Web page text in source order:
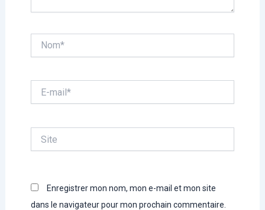
mail*
Enregistrer mon nom, mon e-mail et mon site
dans le navigateur pour mon prochain commentaire.